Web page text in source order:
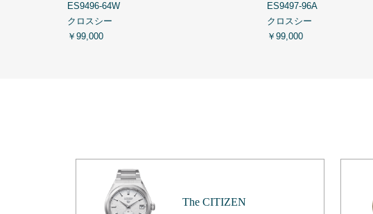
ES9496-64W
クロスシー
￥99,000
ES9497-96A
クロスシー
￥99,000
The CITIZEN